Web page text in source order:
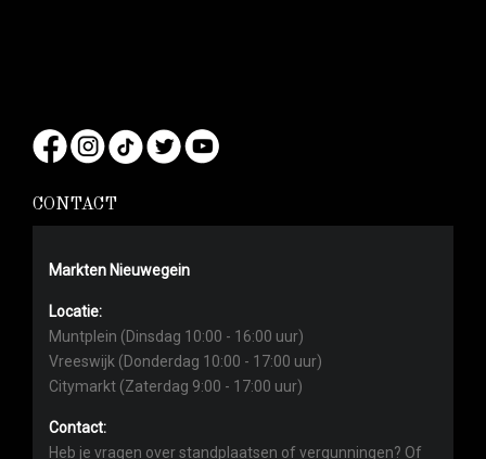
CONTACT
Markten Nieuwegein
Locatie:
Muntplein (Dinsdag 10:00 - 16:00 uur)
Vreeswijk (Donderdag 10:00 - 17:00 uur)
Citymarkt (Zaterdag 9:00 - 17:00 uur)
Contact:
Heb je vragen over standplaatsen of vergunningen? Of